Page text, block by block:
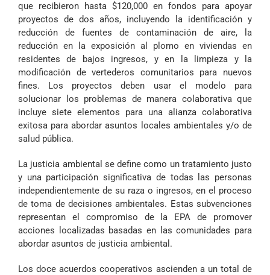
que recibieron hasta $120,000 en fondos para apoyar
proyectos de dos años, incluyendo la identificación y
reducción de fuentes de contaminación de aire, la
reducción en la exposición al plomo en viviendas en
residentes de bajos ingresos, y en la limpieza y la
modificación de vertederos comunitarios para nuevos
fines. Los proyectos deben usar el modelo para
solucionar los problemas de manera colaborativa que
incluye siete elementos para una alianza colaborativa
exitosa para abordar asuntos locales ambientales y/o de
salud pública.
La justicia ambiental se define como un tratamiento justo
y una participación significativa de todas las personas
independientemente de su raza o ingresos, en el proceso
de toma de decisiones ambientales. Estas subvenciones
representan el compromiso de la EPA de promover
acciones localizadas basadas en las comunidades para
abordar asuntos de justicia ambiental.
Los doce acuerdos cooperativos ascienden a un total de